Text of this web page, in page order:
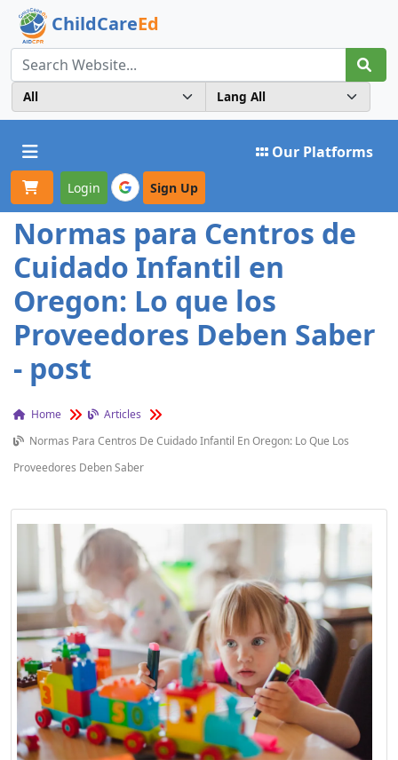
ChildCareEd
Toggle navigation Our Platforms
Login Sign Up
Normas para Centros de
Cuidado Infantil en
Oregon: Lo que los
Proveedores Deben Saber
- post
Home
Articles
Normas Para Centros De Cuidado Infantil En Oregon: Lo Que Los
Proveedores Deben Saber